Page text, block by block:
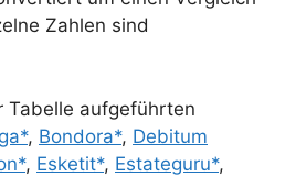
Zahlen sind
Tabelle aufgeführten
, Bondora*, Debitum
, Esketit*, Estateguru*,